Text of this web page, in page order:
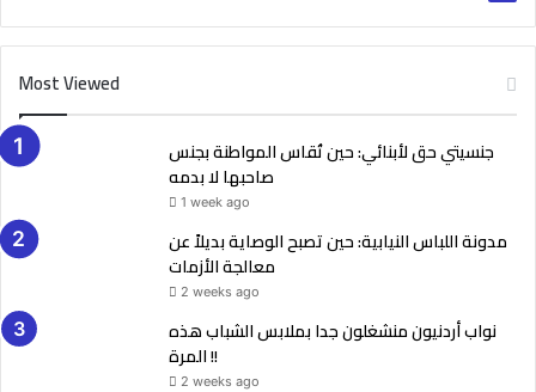
Most Viewed
جنسيتي حق لأبنائي: حين تُقاس المواطنة بجنس
صاحبها لا بدمه
1 week ago
مدونة اللباس النيابية: حين تصبح الوصاية بديلاً عن
معالجة الأزمات
2 weeks ago
نواب أردنيون منشغلون جدا بملابس الشباب هذه
المرة !!
2 weeks ago